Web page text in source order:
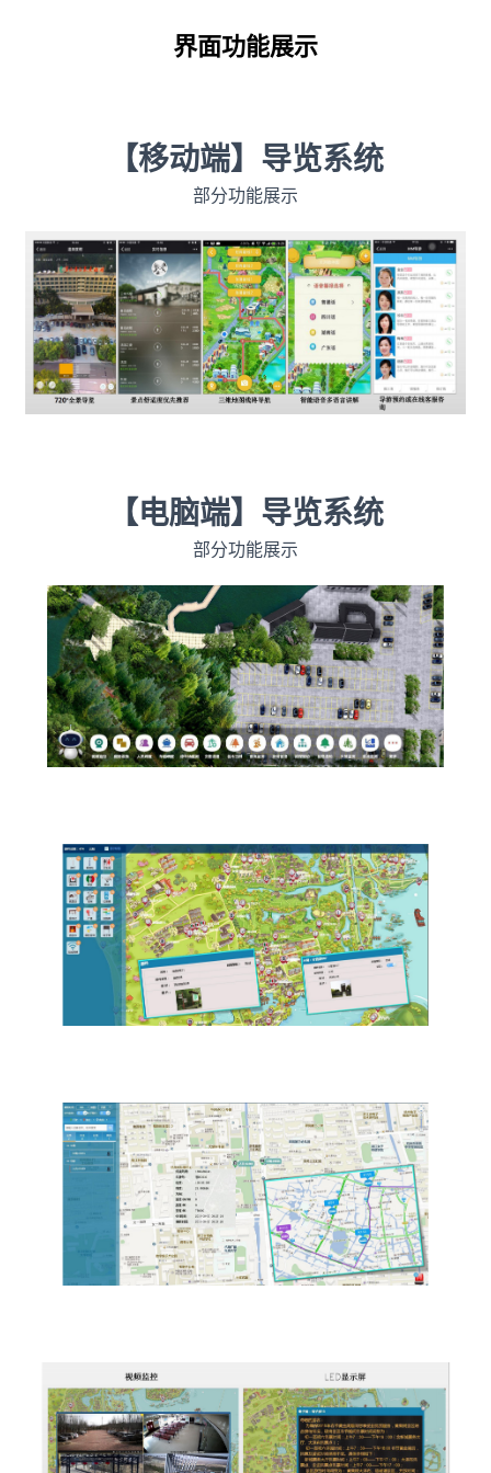
界面功能展示
【移动端】导览系统
部分功能展示
【电脑端】导览系统
部分功能展示